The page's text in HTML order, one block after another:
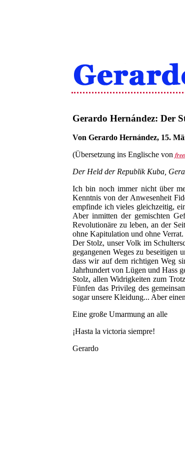
Gerardo Hernández: Der
Von Gerardo Hernández, 15.
(Übersetzung ins Englische von
Der Held der Republik Kuba,
Ich bin noch immer nicht über
Kenntnis von der Anwesenheit
empfinde ich vieles gleichzeitig,
Aber inmitten der gemischten
Revolutionäre zu leben, an der
ohne Kapitulation und ohne Verrat.
Der Stolz, unser Volk im
gegangenen Weges zu
dass wir auf dem richtigen Weg
Jahrhundert von Lügen und Hass
Stolz, allen Widrigkeiten zum
Fünfen das Privileg des
sogar unsere Kleidung... Aber
Eine große Umarmung an alle
¡Hasta la victoria siempre!
Gerardo